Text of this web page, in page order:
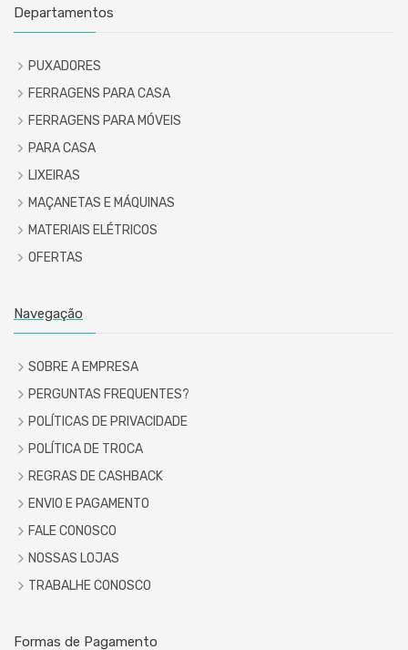
Departamentos
PUXADORES
FERRAGENS PARA CASA
FERRAGENS PARA MÓVEIS
PARA CASA
LIXEIRAS
MAÇANETAS E MÁQUINAS
MATERIAIS ELÉTRICOS
OFERTAS
Navegação
SOBRE A EMPRESA
PERGUNTAS FREQUENTES?
POLÍTICAS DE PRIVACIDADE
POLÍTICA DE TROCA
REGRAS DE CASHBACK
ENVIO E PAGAMENTO
FALE CONOSCO
NOSSAS LOJAS
TRABALHE CONOSCO
Formas de Pagamento